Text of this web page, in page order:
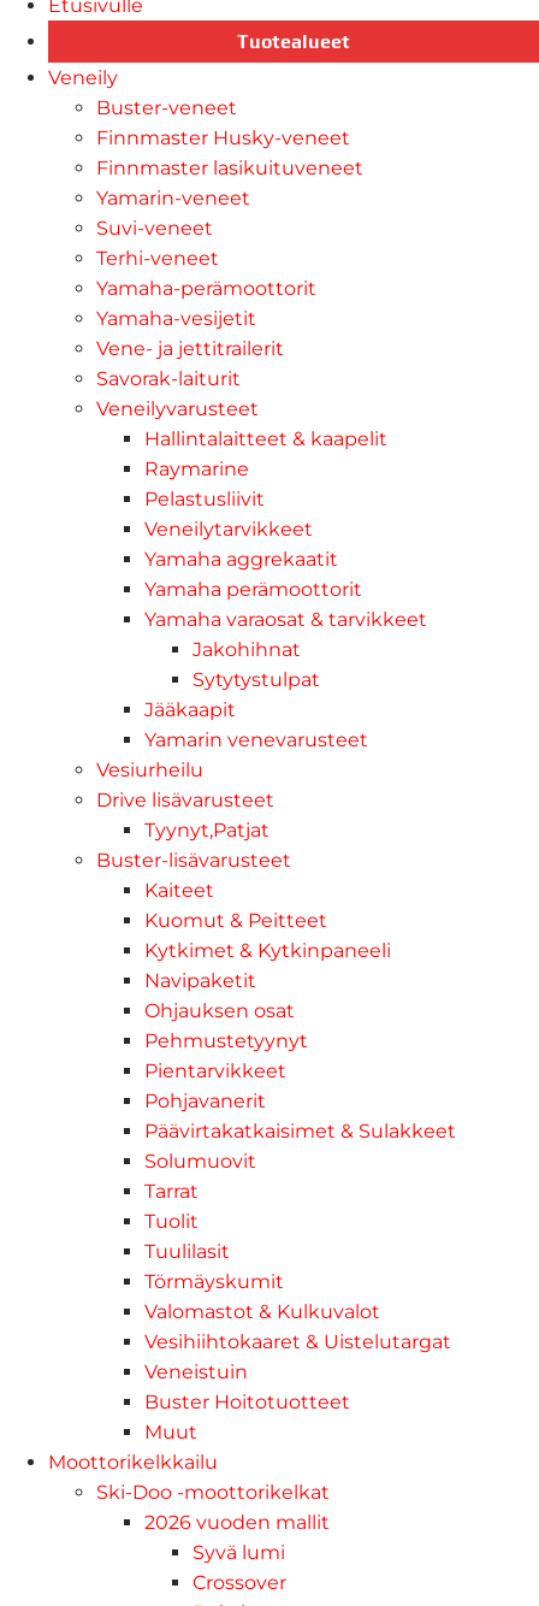
Etusivulle
Tuotealueet
Veneily
Buster-veneet
Finnmaster Husky-veneet
Finnmaster lasikuituveneet
Yamarin-veneet
Suvi-veneet
Terhi-veneet
Yamaha-perämoottorit
Yamaha-vesijetit
Vene- ja jettitrailerit
Savorak-laiturit
Veneilyvarusteet
Hallintalaitteet & kaapelit
Raymarine
Pelastusliivit
Veneilytarvikkeet
Yamaha aggrekaatit
Yamaha perämoottorit
Yamaha varaosat & tarvikkeet
Jakohihnat
Sytytystulpat
Jääkaapit
Yamarin venevarusteet
Vesiurheilu
Drive lisävarusteet
Tyynyt,Patjat
Buster-lisävarusteet
Kaiteet
Kuomut & Peitteet
Kytkimet & Kytkinpaneeli
Navipaketit
Ohjauksen osat
Pehmustetyynyt
Pientarvikkeet
Pohjavanerit
Päävirtakatkaisimet & Sulakkeet
Solumuovit
Tarrat
Tuolit
Tuulilasit
Törmäyskumit
Valomastot & Kulkuvalot
Vesihiihtokaaret & Uistelutargat
Veneistuin
Buster Hoitotuotteet
Muut
Moottorikelkkailu
Ski-Doo -moottorikelkat
2026 vuoden mallit
Syvä lumi
Crossover